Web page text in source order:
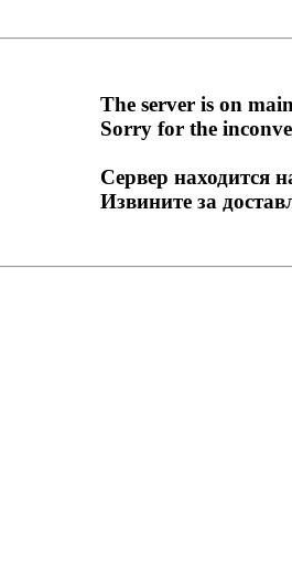
The server is on
Sorry for the
Сервер находится
Извините за